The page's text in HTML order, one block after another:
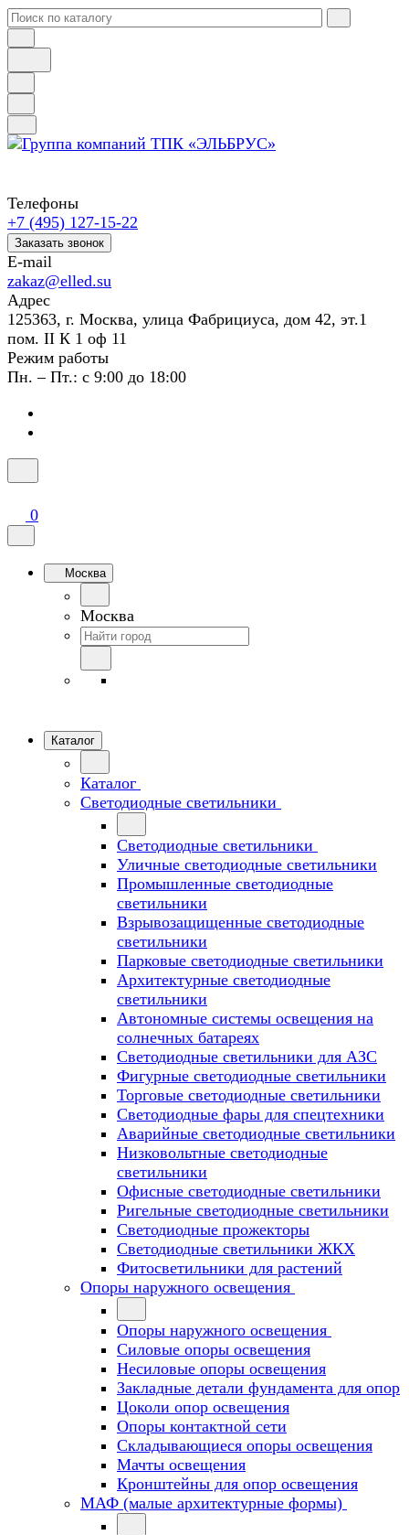
Телефоны
+7 (495) 127-15-22
Заказать звонок
E-mail
zakaz@elled.su
Адрес
125363, г. Москва, улица Фабрициуса, дом 42, эт.1
пом. II К 1 оф 11
Режим работы
Пн. – Пт.: с 9:00 до 18:00
0
Москва
Москва
Каталог
Каталог
Светодиодные светильники
Светодиодные светильники
Уличные светодиодные светильники
Промышленные светодиодные
светильники
Взрывозащищенные светодиодные
светильники
Парковые светодиодные светильники
Архитектурные светодиодные
светильники
Автономные системы освещения на
солнечных батареях
Светодиодные светильники для АЗС
Фигурные светодиодные светильники
Торговые светодиодные светильники
Cветодиодные фары для спецтехники
Аварийные светодиодные светильники
Низковольтные светодиодные
светильники
Офисные светодиодные светильники
Ригельные светодиодные светильники
Светодиодные прожекторы
Светодиодные светильники ЖКХ
Фитосветильники для растений
Опоры наружного освещения
Опоры наружного освещения
Силовые опоры освещения
Несиловые опоры освещения
Закладные детали фундамента для опор
Цоколи опор освещения
Опоры контактной сети
Cкладывающиеся опоры освещения
Мачты освещения
Кронштейны для опор освещения
МАФ (малые архитектурные формы)